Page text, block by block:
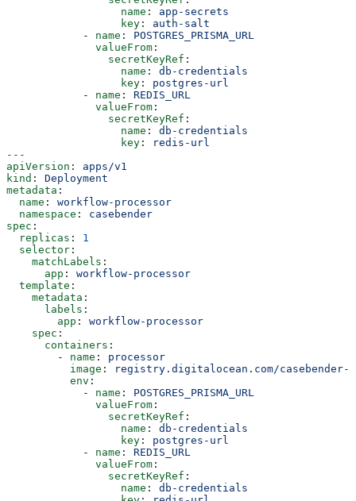
                  name
: app-secrets
                  key
: auth-salt
            -
name : POSTGRES_PRISMA_URL
              valueFrom
:
                secretKeyRef
:
                  name
: db-credentials
                  key
: postgres-url
            -
name : REDIS_URL
              valueFrom
:
                secretKeyRef
:
                  name
: db-credentials
                  key
:
redis-url
---
apiVersion : apps/v1
kind : Deployment
metadata :
  name
: workflow-processor
  namespace
: casebender
spec :
  replicas
: 1
  selector
:
    matchLabels
:
      app
: workflow-processor
  template
:
    metadata
:
      labels
:
        app
: workflow-processor
    spec
:
      containers
:
        -
name : processor
          image
:
registry.digitalocean.com/
          env
:
            -
name : POSTGRES_PRISMA_URL
              valueFrom
:
                secretKeyRef
:
                  name
: db-credentials
                  key
: postgres-url
            -
name : REDIS_URL
              valueFrom
:
                secretKeyRef
:
                  name
: db-credentials